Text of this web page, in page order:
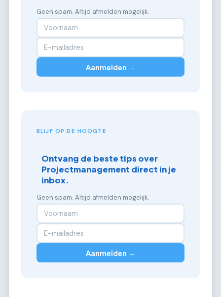
Geen spam. Altijd afmelden mogelijk.
Aanmelden →
BLIJF OP DE HOOGTE
Ontvang de beste tips over
Projectmanagement direct in je
inbox.
Geen spam. Altijd afmelden mogelijk.
Aanmelden →